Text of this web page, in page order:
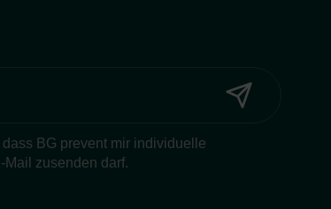
BG prevent mir individuelle
Mail zusenden darf.